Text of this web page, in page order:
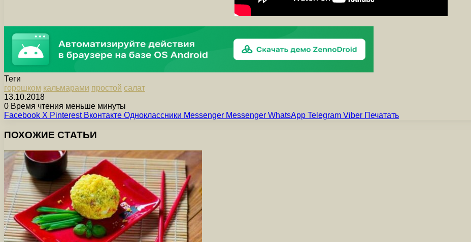
Теги
горошком кальмарами простой салат
13.10.2018
0 Время чтения меньше минуты
Facebook X Pinterest Вконтакте Одноклассники Messenger Messenger WhatsApp Telegram Viber Печатать
ПОХОЖИЕ СТАТЬИ